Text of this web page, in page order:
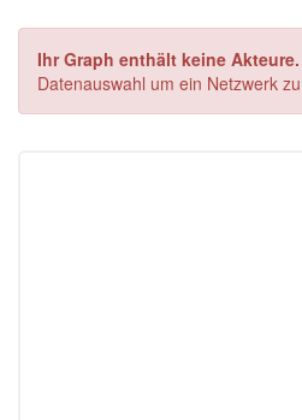
Ihr Graph enthält keine Akteure.
Datenauswahl um ein Netzwerk